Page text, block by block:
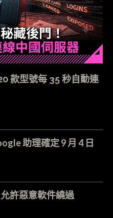
款型號每 35 秒自動連
助理確定 9 月 4 日
許惡意軟件繞過